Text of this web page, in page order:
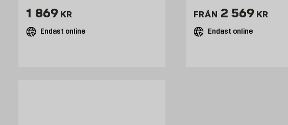
Pris 1869 kr
1 869 KR
Endast online
FRÅN Pris 2569 kr
2 569 KR
Endast online